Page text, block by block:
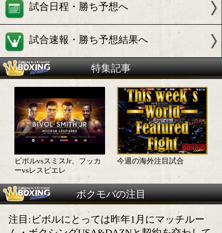
ジョー スミス Jr.(米)
試合情報
試合日程・勝ち予想へ
試合速報・勝ち予想結果へ